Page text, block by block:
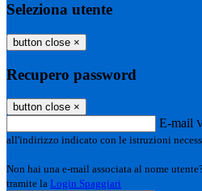
Seleziona utente
button close ×
Recupero password
button close ×
E-mail
all'indirizzo indicato con le istruzioni
Non hai una e-mail associata al nome
tramite la Login Spaggiari